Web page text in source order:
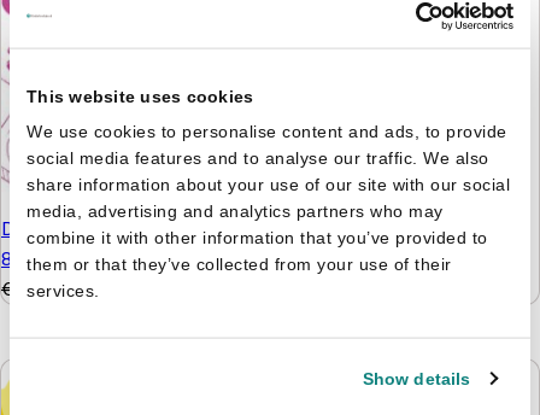
This website uses cookies
We use cookies to personalise content and ads, to provide
social media features and to analyse our traffic. We also
share information about your use of our site with our social
media, advertising and analytics partners who may
combine it with other information that you’ve provided to
them or that they’ve collected from your use of their
services.
Show details
De leukste hersenkrakers
8+
€
5,99 €4,99